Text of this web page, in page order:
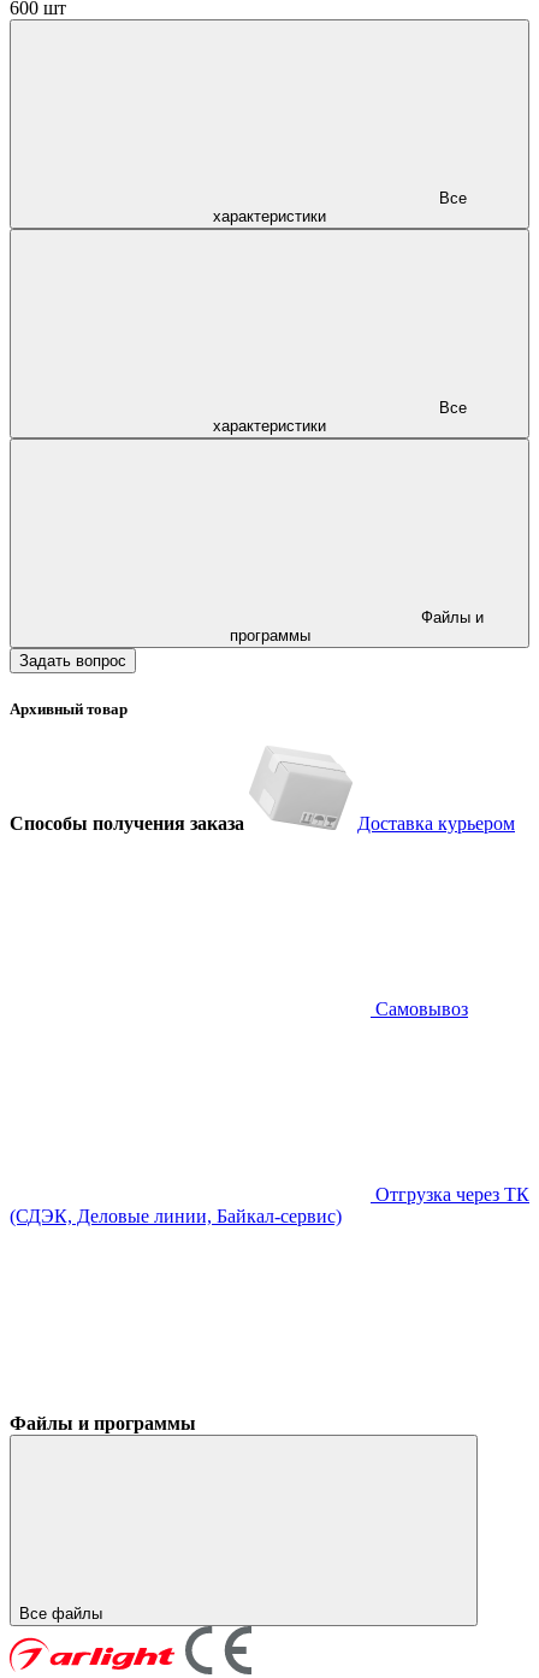
600 шт
характеристики
характеристики
программы
Задать вопрос
Архивный товар
Способы получения заказа Доставка курьером
Самовывоз
Отгрузка через ТК
(СДЭК, Деловые линии, Байкал-сервис)
Файлы и программы
Все файлы